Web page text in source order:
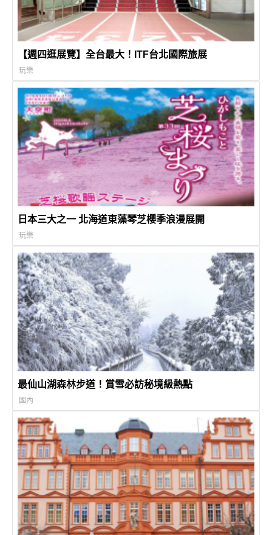
【週四逛展覽】全台最大！ITF台北國際旅展
玩樂
日本三大之一 北海道東藻琴芝櫻季浪漫展開
玩樂
最仙山湖森林步道！賞雪必訪秘境級熱點
國內